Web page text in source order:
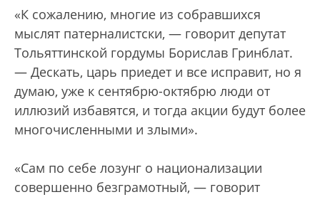
«К сожалению, многие из собравшихся
мыслят патерналистски, — говорит депутат
Тольяттинской гордумы Борислав Гринблат.
— Дескать, царь приедет и все исправит, но я
думаю, уже к сентябрю-октябрю люди от
иллюзий избавятся, и тогда акции будут более
многочисленными и злыми».
«Сам по себе лозунг о национализации
совершенно безграмотный, — говорит